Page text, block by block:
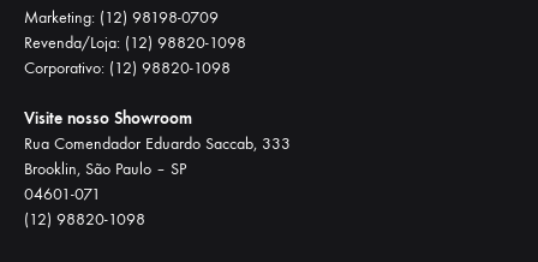
Marketing: (12) 98198-0709
Revenda/Loja: (12) 98820-1098
Corporativo: (12) 98820-1098
Visite nosso Showroom
Rua Comendador Eduardo Saccab, 333
Brooklin, São Paulo – SP
04601-071
(12) 98820-1098